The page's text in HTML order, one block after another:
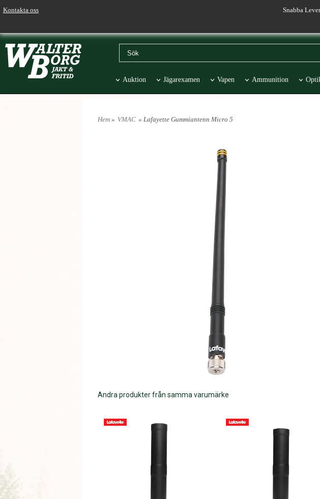
Kontakta oss Snabba
Auktion Jägarexamen Vapen Ammunition
Hem » VMAC » Lafayette Gummiantenn Micro 5
Andra produkter från samma varumärke